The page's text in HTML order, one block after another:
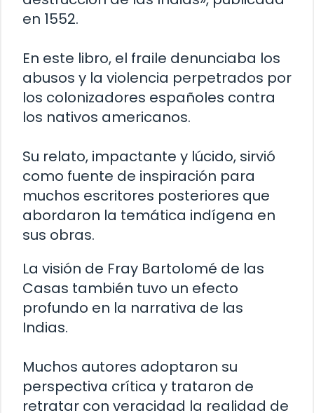
en 1552.
En este libro, el fraile denunciaba los
abusos y la violencia perpetrados por
los colonizadores españoles contra
los nativos americanos.
Su relato, impactante y lúcido, sirvió
como fuente de inspiración para
muchos escritores posteriores que
abordaron la temática indígena en
sus obras.
La visión de Fray Bartolomé de las
Casas también tuvo un efecto
profundo en la narrativa de las
Indias.
Muchos autores adoptaron su
perspectiva crítica y trataron de
retratar con veracidad la realidad de